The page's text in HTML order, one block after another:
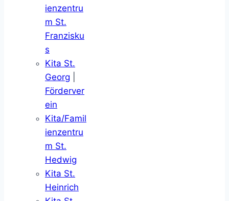
ienzentru
m St.
Franzisku
s
Kita St.
Georg
Förderver
ein
Kita/Famil
ienzentru
m St.
Hedwig
Kita St.
Heinrich